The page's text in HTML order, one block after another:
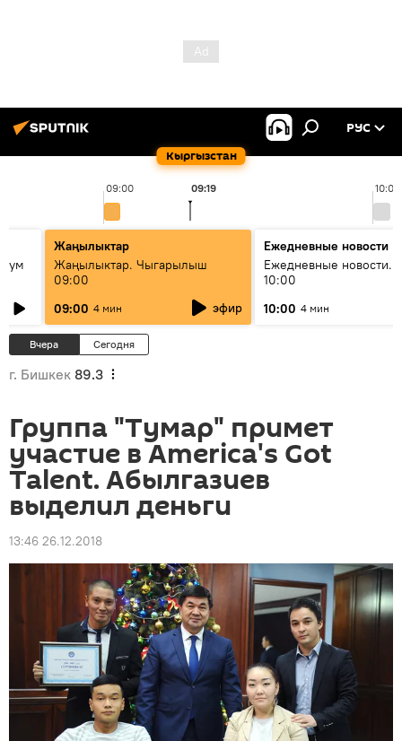
Кыргызстан
РУС
09:00 10:00
09:19
Жаңылыктар
Жаңылыктар. Чыгарылыш
09:00
09:00 4 мин эфир
Ежедневные новости
Ежедневные новости.
10:00
10:00 4 мин
Вчера Сегодня
г. Бишкек 89.3
Группа "Тумар" примет
участие в America's Got
Talent. Абылгазиев
выделил деньги
13:46 26.12.2018